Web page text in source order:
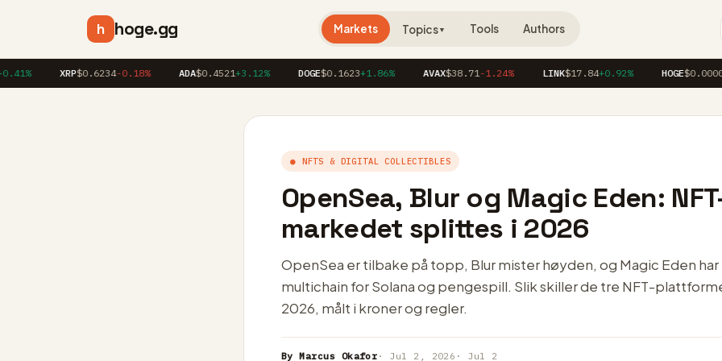
h hoge.gg Markets Topics▼ Tools Authors
$0.6234 -0.18% $0.4521 +3.12% $0.1623 +1.86% $38.71-1.24% $17.84+0.92% $0.00004120
● NFTS & DIGITAL COLLECTIBLES
OpenSea, Blur og Magic Eden:
markedet splittes i 2026
OpenSea er tilbake på topp, Blur mister høyden, og Magic Eden
multichain for Solana og pengespill. Slik skiller de tre NFT-
2026, målt i kroner og regler.
By Marcus Okafor · Jul 2, 2026 · Jul 2